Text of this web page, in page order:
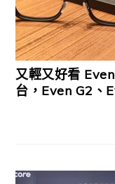
又輕又好看
台，Even G2、